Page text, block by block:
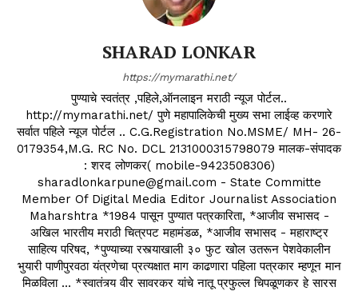
SHARAD LONKAR
https://mymarathi.net/
पुण्याचे स्वतंत्र ,पहिले,ऑनलाइन मराठी न्यूज पोर्टल..
http://mymarathi.net/ पुणे महापालिकेची मुख्य सभा लाईव्ह करणारे
सर्वात पहिले न्यूज पोर्टल .. C.G.Registration No.MSME/ MH- 26-
0179354,M.G. RC No. DCL 2131000315798079 मालक-संपादक
: शरद लोणकर( mobile-9423508306)
sharadlonkarpune@gmail.com - State Committe
Member Of Digital Media Editor Journalist Association
Maharshtra *1984 पासून पुण्यात पत्रकारिता, *आजीव सभासद -
अखिल भारतीय मराठी चित्रपट महामंडळ, *आजीव सभासद - महाराष्ट्र
साहित्य परिषद, *पुण्याच्या रस्त्याखाली ३० फुट खोल उतरून पेशवेकालीन
भुयारी पाणीपुरवठा यंत्रणेचा प्रत्यक्षात माग काढणारा पहिला पत्रकार म्हणून मान
मिळविला ... *स्वातंत्र्य वीर सावरकर यांचे नातू प्रफुल्ल चिपळूणकर हे सारस